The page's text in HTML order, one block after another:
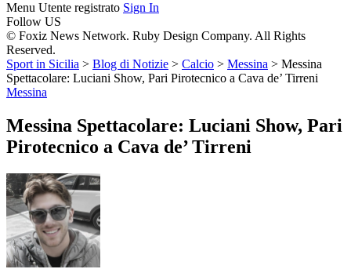
Menu Utente registrato Sign In
Follow US
© Foxiz News Network. Ruby Design Company. All Rights
Reserved.
Sport in Sicilia > Blog di Notizie > Calcio > Messina > Messina
Spettacolare: Luciani Show, Pari Pirotecnico a Cava de’ Tirreni
Messina
Messina Spettacolare: Luciani Show, Pari
Pirotecnico a Cava de’ Tirreni